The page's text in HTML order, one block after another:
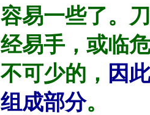
容易一些了。
经易手，或临
不可少的， 因
组成部分。